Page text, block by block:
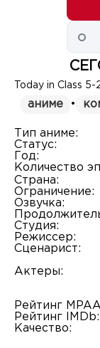
Today in Class 5-
аниме •
Тип аниме:
Статус:
Год:
Количество
Страна:
Ограничение:
Озвучка:
Студия:
Режиссер:
Сценарист:
Актеры:
Рейтинг
Рейтинг IMDb:
Качество: